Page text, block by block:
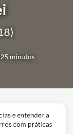
minutos
e entender a
com práticas